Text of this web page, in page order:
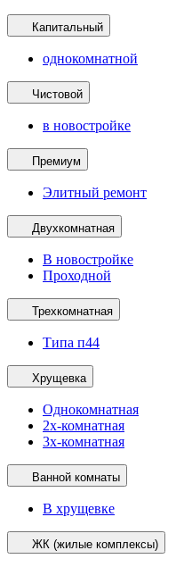
Капитальный
однокомнатной
Чистовой
в новостройке
Премиум
Элитный ремонт
Двухкомнатная
В новостройке
Проходной
Трехкомнатная
Типа п44
Хрущевка
Однокомнатная
2х-комнатная
3х-комнатная
Ванной комнаты
В хрущевке
ЖК (жилые комплексы)